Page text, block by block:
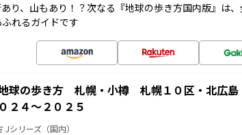
り、山もあり！？次なる『地球の歩き方国内版』は
れるガイドです
球の歩き方 札幌・小樽 札幌１０区・北広島
４～２０２５
Jシリーズ（国内）